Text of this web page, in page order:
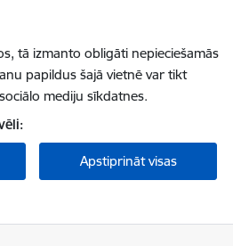
tā izmanto obligāti nepieciešamās
papildus šajā vietnē var tikt
mediju sīkdatnes.
Apstiprināt visas